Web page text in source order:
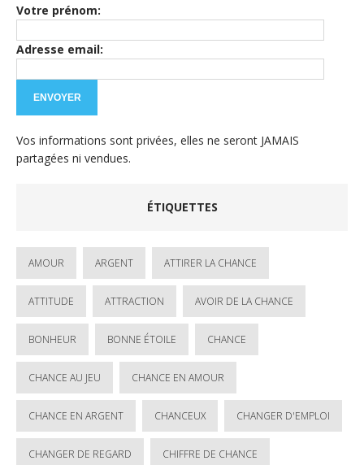
Votre prénom:
Adresse email:
Vos informations sont privées, elles ne seront JAMAIS
partagées ni vendues.
ÉTIQUETTES
AMOUR ARGENT ATTIRER LA CHANCE
ATTITUDE ATTRACTION AVOIR DE LA CHANCE
BONHEUR BONNE ÉTOILE CHANCE
CHANCE AU JEU CHANCE EN AMOUR
CHANCE EN ARGENT CHANCEUX CHANGER D'EMPLOI
CHANGER DE REGARD CHIFFRE DE CHANCE